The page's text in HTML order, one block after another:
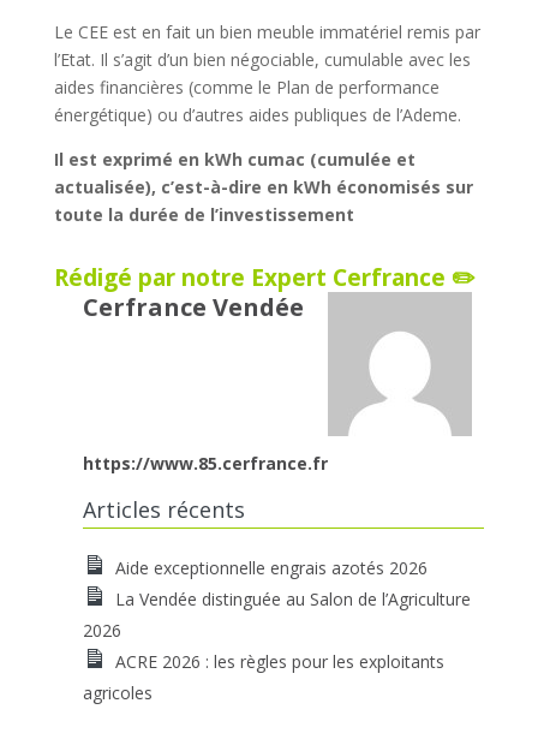
Le CEE est en fait un bien meuble immatériel remis par
l’Etat. Il s’agit d’un bien négociable, cumulable avec les
aides financières (comme le Plan de performance
énergétique) ou d’autres aides publiques de l’Ademe.
Il est exprimé en kWh cumac (cumulée et
actualisée), c’est-à-dire en kWh économisés sur
toute la durée de l’investissement
Rédigé par notre Expert Cerfrance ✏️
Cerfrance Vendée
https://www.85.cerfrance.fr
Articles récents
Aide exceptionnelle engrais azotés 2026
La Vendée distinguée au Salon de l’Agriculture
2026
ACRE 2026 : les règles pour les exploitants
agricoles